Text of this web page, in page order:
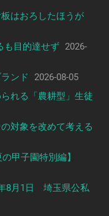
はおろしたほうが
も目的達せず
2026-
ンド
2026-08-05
れる「農耕型」生徒
対象を改めて考える
甲子園特別編】
8月1日 埼玉県公私